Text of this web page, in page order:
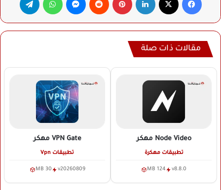
مقالات ذات صلة
Node Video مهكر
تطبيقات مهكرة
v8.8.0
124 MB
VPN Gate مهكر
تطبيقات Vpn
v20260809
30 MB